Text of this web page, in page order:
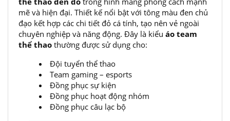
mẽ và hiện đại. Thiết kế nổi bật với tông màu đen chủ
đạo kết hợp các chi tiết đỏ cá tính, tạo nên vẻ ngoài
chuyên nghiệp và năng động. Đây là kiểu áo team
thể thao thường được sử dụng cho:
Đội tuyển thể thao
Team gaming – esports
Đồng phục sự kiện
Đồng phục hoạt động nhóm
Đồng phục câu lạc bộ